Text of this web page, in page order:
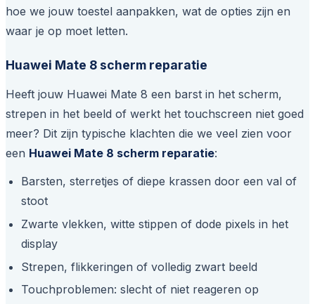
hoe we jouw toestel aanpakken, wat de opties zijn en
waar je op moet letten.
Huawei Mate 8 scherm reparatie
Heeft jouw Huawei Mate 8 een barst in het scherm,
strepen in het beeld of werkt het touchscreen niet goed
meer? Dit zijn typische klachten die we veel zien voor
een Huawei Mate 8 scherm reparatie:
Barsten, sterretjes of diepe krassen door een val of
stoot
Zwarte vlekken, witte stippen of dode pixels in het
display
Strepen, flikkeringen of volledig zwart beeld
Touchproblemen: slecht of niet reageren op